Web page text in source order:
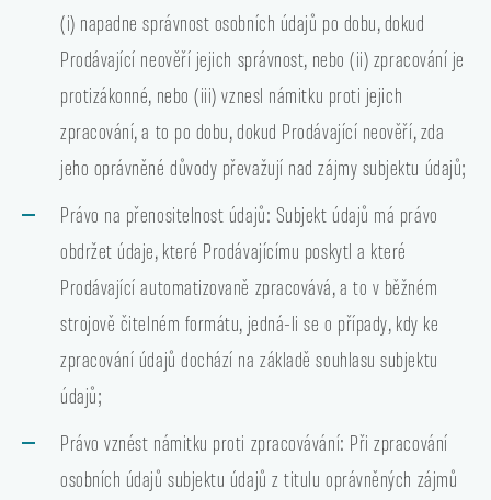
(i) napadne správnost osobních údajů po dobu, dokud
Prodávající neověří jejich správnost, nebo (ii) zpracování je
protizákonné, nebo (iii) vznesl námitku proti jejich
zpracování, a to po dobu, dokud Prodávající neověří, zda
jeho oprávněné důvody převažují nad zájmy subjektu údajů;
Právo na přenositelnost údajů: Subjekt údajů má právo
obdržet údaje, které Prodávajícímu poskytl a které
Prodávající automatizovaně zpracovává, a to v běžném
strojově čitelném formátu, jedná-li se o případy, kdy ke
zpracování údajů dochází na základě souhlasu subjektu
údajů;
Právo vznést námitku proti zpracovávání: Při zpracování
osobních údajů subjektu údajů z titulu oprávněných zájmů